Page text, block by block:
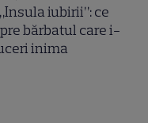
iubirii”: ce
bărbatul care i-
inima